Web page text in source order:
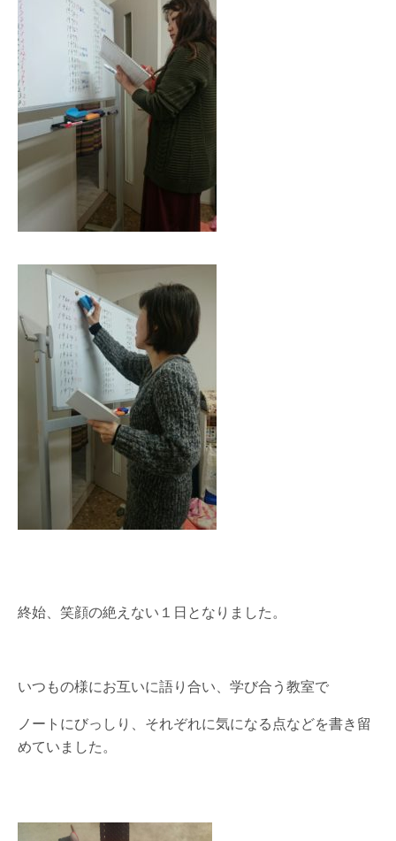
終始、笑顔の絶えない１日となりました。
いつもの様にお互いに語り合い、学び合う教室で
ノートにびっしり、それぞれに気になる点などを書き留
めていました。